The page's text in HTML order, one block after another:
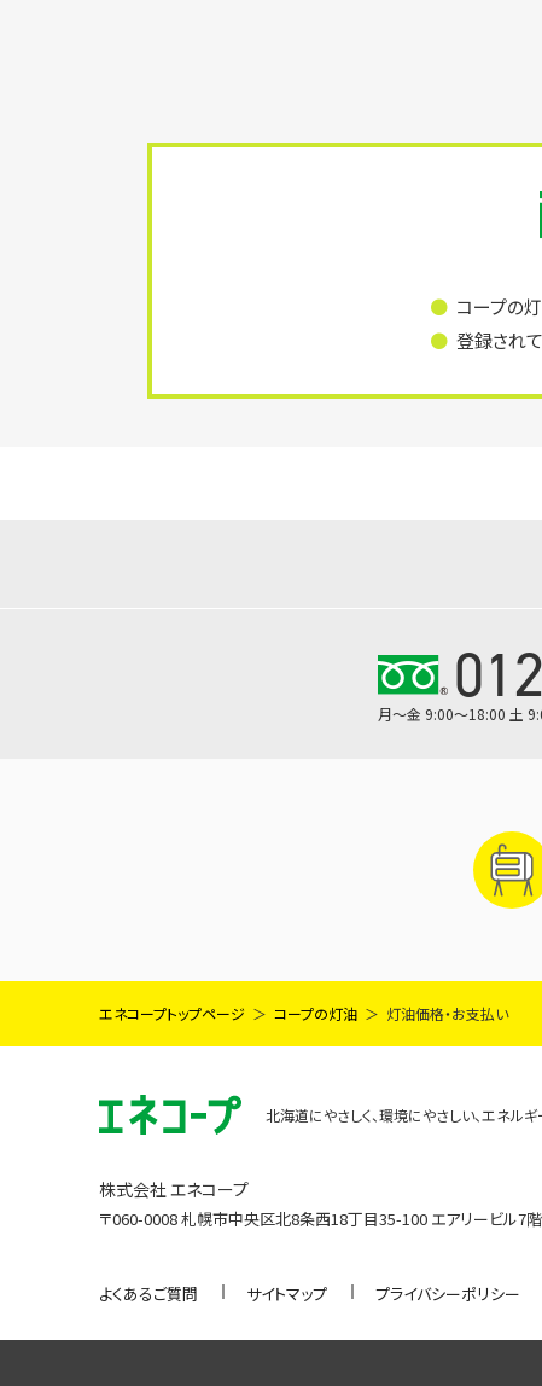
コープの
登録され
月～金 9:00～18:00 土
エネコープトップページ コープの灯油 灯油価格・お支払い
北海道にやさしく、環境にやさしい、エネル
株式会社 エネコープ
〒060-0008 札幌市中央区北8条西18丁目35-100 エアリービル7階
よくあるご質問 サイトマップ プライバシーポリシー